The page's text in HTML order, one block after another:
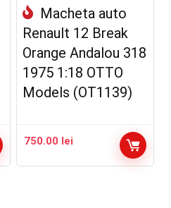
Macheta auto
Renault 12 Break
Orange Andalou 318
1975 1:18 OTTO
Models (OT1139)
750.00 lei